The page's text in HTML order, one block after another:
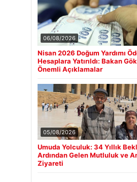
06/08/2026
Nisan 2026 Doğum Yardımı
Hesaplara Yatırıldı: Bakan
Önemli Açıklamalar
05/08/2026
Umuda Yolculuk: 34 Yıllık
Ardından Gelen Mutluluk ve
Ziyareti